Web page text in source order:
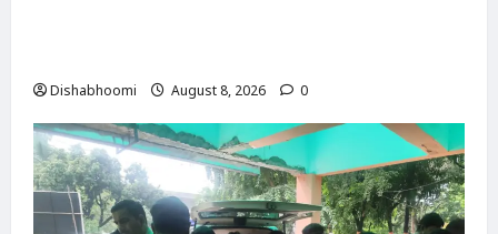
Dishabhoomi August 8, 2026 0